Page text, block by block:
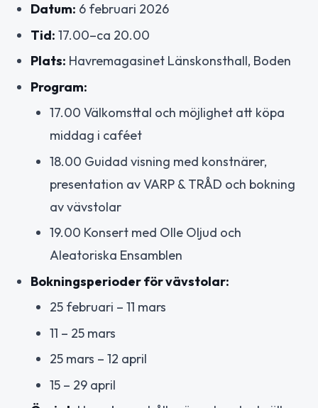
Datum: 6 februari 2026
Tid: 17.00–ca 20.00
Plats: Havremagasinet Länskonsthall, Boden
Program:
17.00 Välkomsttal och möjlighet att köpa
middag i caféet
18.00 Guidad visning med konstnärer,
presentation av VARP & TRÅD och bokning
av vävstolar
19.00 Konsert med Olle Oljud och
Aleatoriska Ensamblen
Bokningsperioder för vävstolar:
25 februari – 11 mars
11 – 25 mars
25 mars – 12 april
15 – 29 april